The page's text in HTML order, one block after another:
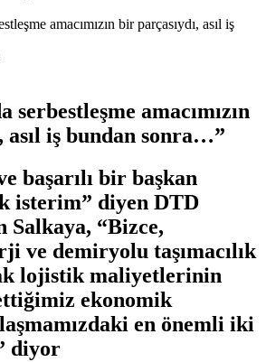
serbestleşme amacımızın
asıl iş bundan sonra…”
başarılı bir başkan
isterim” diyen DTD
Salkaya, “Bizce,
ve demiryolu taşımacılık
lojistik maliyetlerinin
ekonomik
en önemli iki
diyor